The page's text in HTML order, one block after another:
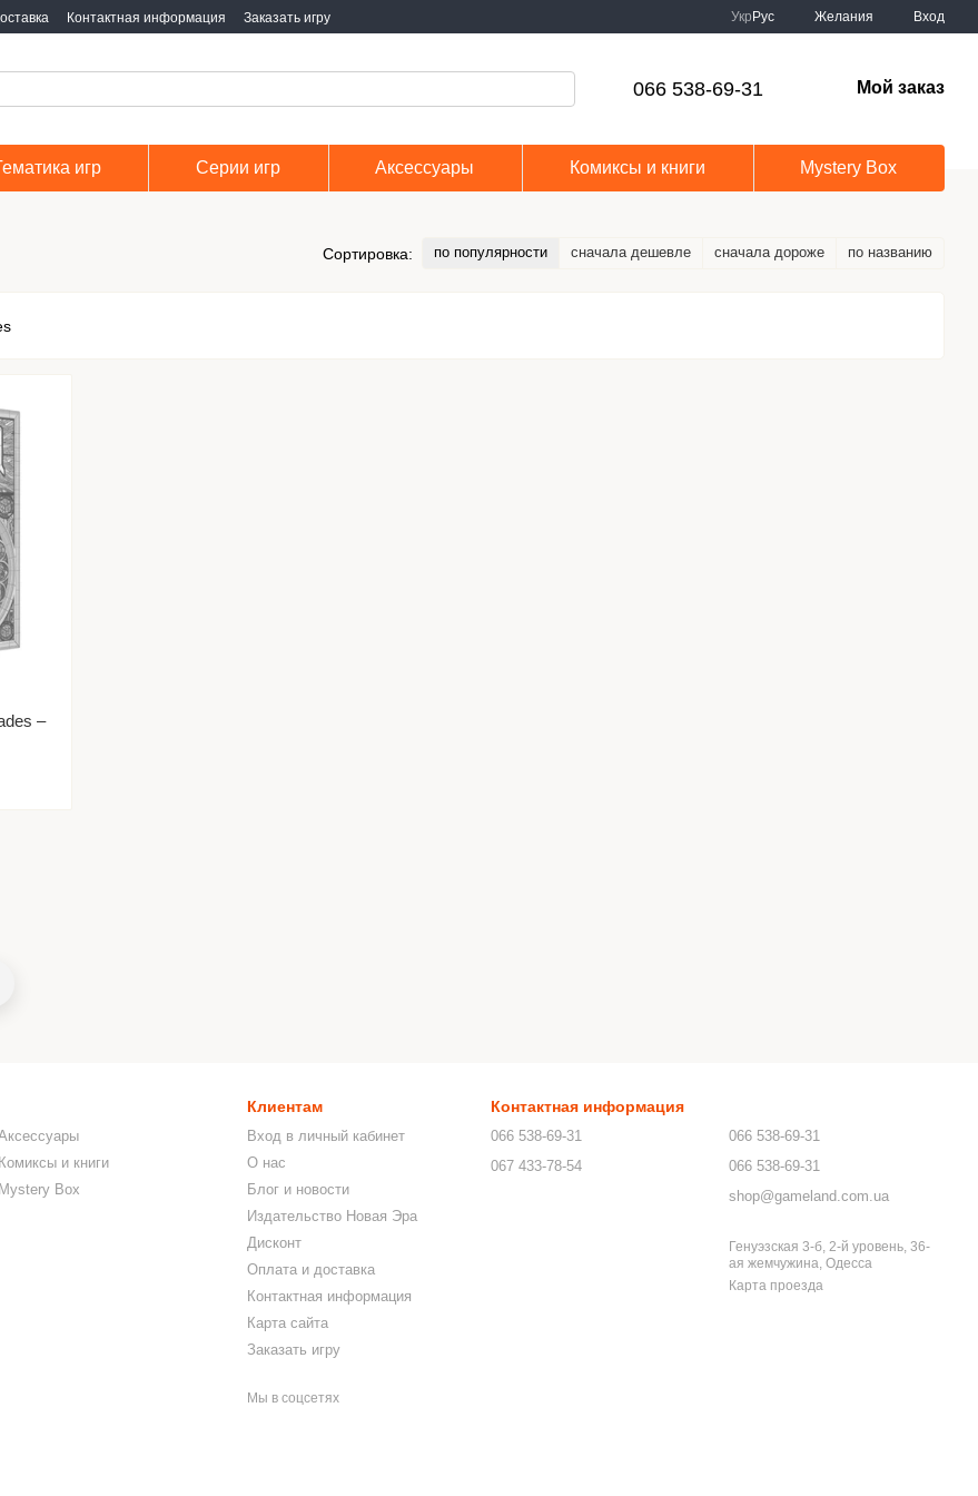
Контактная информация Заказать игру Укр Рус Желания Вход
066 538-69-31 Мой заказ
игр Серии игр Аксессуары Комиксы и книги Mystery Box
Сортировка: по популярности сначала дешевле сначала дороже по названию
–
Комиксы и книги
Mystery Box
Клиентам
Вход в личный кабинет
О нас
Блог и новости
Издательство Новая Эра
Дисконт
Оплата и доставка
Контактная информация
Карта сайта
Заказать игру
Мы в соцсетях
Контактная информация
066 538-69-31
067 433-78-54
066 538-69-31
066 538-69-31
shop@gameland.com.ua
Генуэзская 3-б, 2-й уровень, 36-
ая жемчужина, Одесса
Карта проезда